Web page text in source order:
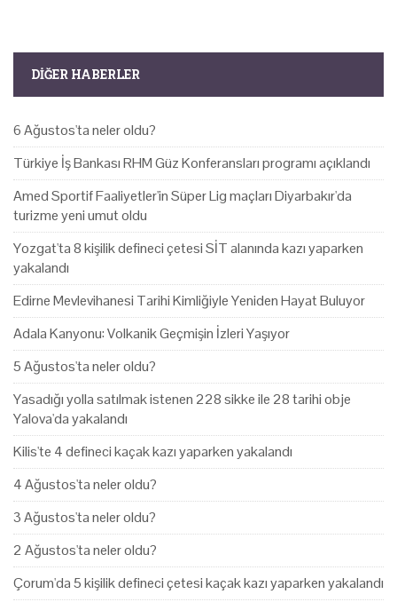
DIĞER HABERLER
6 Ağustos'ta neler oldu?
Türkiye İş Bankası RHM Güz Konferansları programı açıklandı
Amed Sportif Faaliyetler'in Süper Lig maçları Diyarbakır'da
turizme yeni umut oldu
Yozgat'ta 8 kişilik defineci çetesi SİT alanında kazı yaparken
yakalandı
Edirne Mevlevihanesi Tarihi Kimliğiyle Yeniden Hayat Buluyor
Adala Kanyonu: Volkanik Geçmişin İzleri Yaşıyor
5 Ağustos'ta neler oldu?
Yasadığı yolla satılmak istenen 228 sikke ile 28 tarihi obje
Yalova'da yakalandı
Kilis'te 4 defineci kaçak kazı yaparken yakalandı
4 Ağustos'ta neler oldu?
3 Ağustos'ta neler oldu?
2 Ağustos'ta neler oldu?
Çorum'da 5 kişilik defineci çetesi kaçak kazı yaparken yakalandı